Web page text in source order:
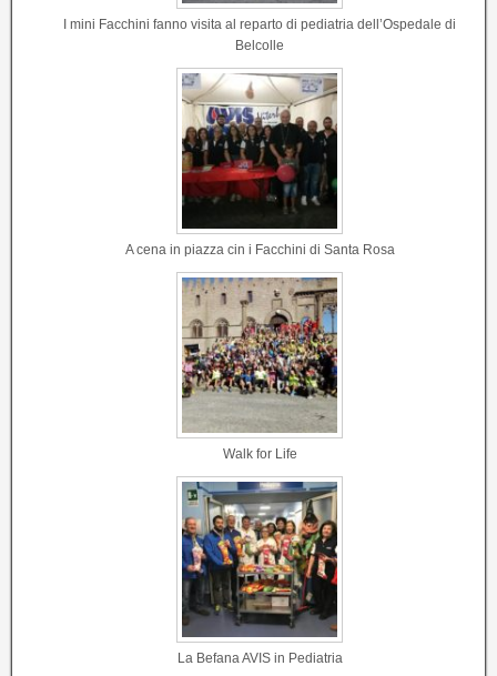
I mini Facchini fanno visita al reparto di pediatria dell’Ospedale di
Belcolle
A cena in piazza cin i Facchini di Santa Rosa
Walk for Life
La Befana AVIS in Pediatria